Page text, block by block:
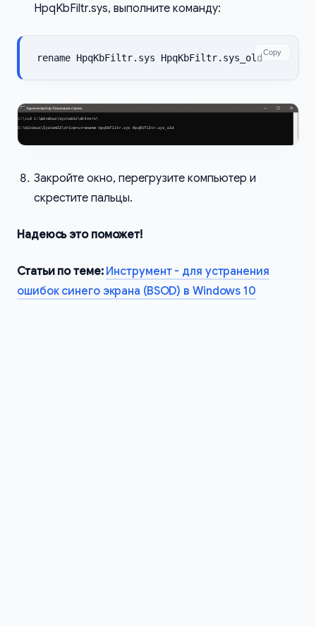
HpqKbFiltr.sys, выполните команду:
rename HpqKbFiltr.sys HpqKbFiltr.sys_old Copy
Закройте окно, перегрузите компьютер и
скрестите пальцы.
Надеюсь это поможет!
Статьи по теме: Инструмент - для устранения
ошибок синего экрана (BSOD) в Windows 10